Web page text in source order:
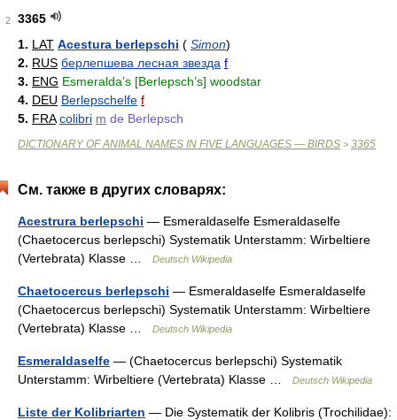
2
3365
1. LAT Acestura berlepschi ( Simon)
2. RUS берлепшева лесная звезда f
3. ENG Esmeralda’s [Berlepsch’s] woodstar
4. DEU Berlepschelfe f
5. FRA colibri m de Berlepsch
DICTIONARY OF ANIMAL NAMES IN FIVE LANGUAGES — BIRDS > 3365
См. также в других словарях:
Acestrura berlepschi — Esmeraldaselfe Esmeraldaselfe
(Chaetocercus berlepschi) Systematik Unterstamm: Wirbeltiere
(Vertebrata) Klasse …
Deutsch Wikipedia
Chaetocercus berlepschi — Esmeraldaselfe Esmeraldaselfe
(Chaetocercus berlepschi) Systematik Unterstamm: Wirbeltiere
(Vertebrata) Klasse …
Deutsch Wikipedia
Esmeraldaselfe — (Chaetocercus berlepschi) Systematik
Unterstamm: Wirbeltiere (Vertebrata) Klasse …
Deutsch Wikipedia
Liste der Kolibriarten — Die Systematik der Kolibris (Trochilidae):